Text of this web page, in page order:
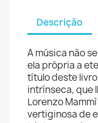
Descrição
A música não
ela própria a
título deste
intrínseca, que
Lorenzo
vertiginosa de